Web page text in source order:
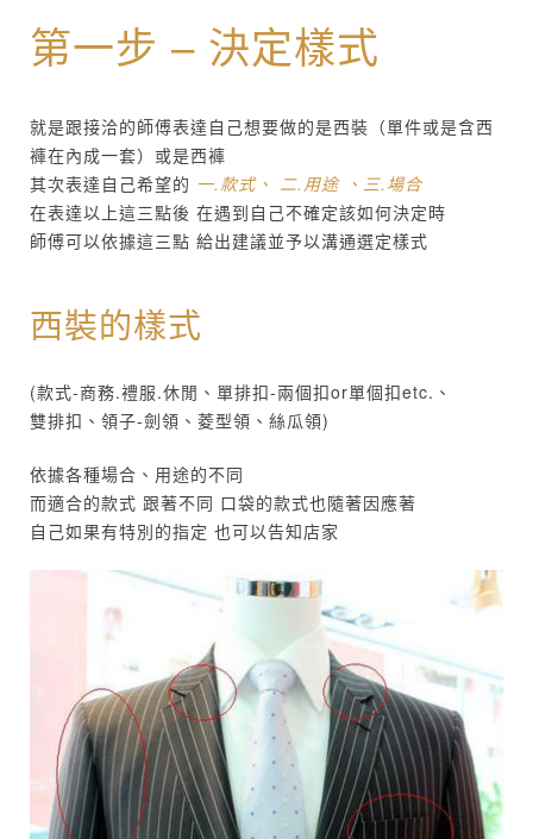
第一步 – 決定樣式
就是跟接洽的師傅表達自己想要做的是西裝（單件或是含西
褲在內成一套）或是西褲
其次表達自己希望的 一.款式、 二.用途 、三.場合
在表達以上這三點後 在遇到自己不確定該如何決定時
師傅可以依據這三點 給出建議並予以溝通選定樣式
西裝的樣式
(款式-商務.禮服.休閒、單排扣-兩個扣or單個扣etc.、
雙排扣、領子-劍領、菱型領、絲瓜領)
依據各種場合、用途的不同
而適合的款式 跟著不同 口袋的款式也隨著因應著
自己如果有特別的指定 也可以告知店家